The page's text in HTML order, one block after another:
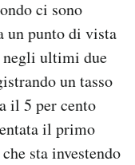
ci sono
un punto di vista
negli ultimi due
un tasso
il 5 per cento
il primo
sta investendo